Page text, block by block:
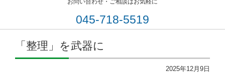
お問い合わせ・ご相談はお気軽に
045-718-5519
「整理」を武器に
2025年12月9日